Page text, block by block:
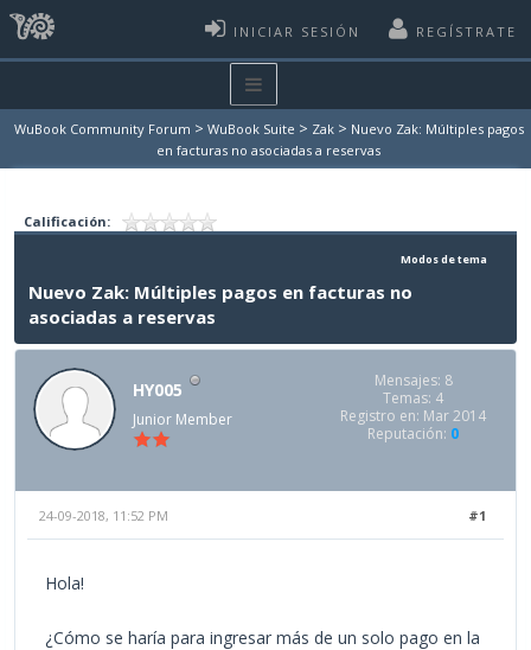
INICIAR SESIÓN REGÍSTRATE
WuBook Community Forum > WuBook Suite > Zak > Nuevo Zak: Múltiples pagos
en facturas no asociadas a reservas
Calificación:
Modos de tema
Nuevo Zak: Múltiples pagos en facturas no
asociadas a reservas
HY005
Junior Member
Mensajes: 8
Temas: 4
Registro en: Mar 2014
Reputación: 0
#1
24-09-2018, 11:52 PM
Hola!
¿Cómo se haría para ingresar más de un solo pago en la